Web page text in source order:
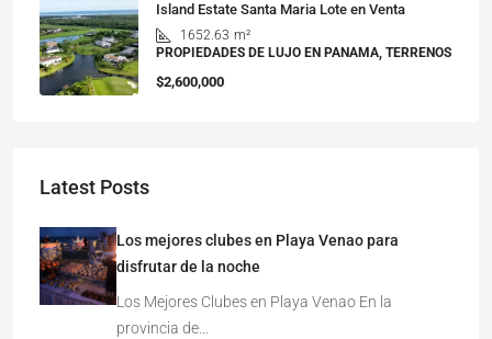
Island Estate Santa Maria Lote en Venta
1652.63 m²
PROPIEDADES DE LUJO EN PANAMA, TERRENOS
$2,600,000
Latest Posts
Los mejores clubes en Playa Venao para
disfrutar de la noche
Los Mejores Clubes en Playa Venao En la
provincia de…